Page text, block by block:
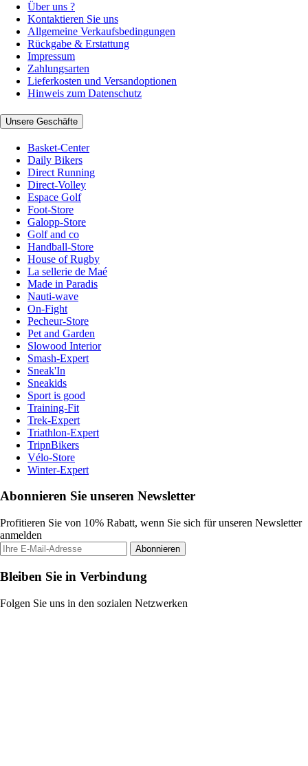
Über uns ?
Kontaktieren Sie uns
Allgemeine Verkaufsbedingungen
Rückgabe & Erstattung
Impressum
Zahlungsarten
Lieferkosten und Versandoptionen
Hinweis zum Datenschutz
Unsere Geschäfte
Basket-Center
Daily Bikers
Direct Running
Direct-Volley
Espace Golf
Foot-Store
Galopp-Store
Golf and co
Handball-Store
House of Rugby
La sellerie de Maé
Made in Paradis
Nauti-wave
On-Fight
Pecheur-Store
Pet and Garden
Slowood Interior
Smash-Expert
Sneak'In
Sneakids
Sport is good
Training-Fit
Trek-Expert
Triathlon-Expert
TripnBikers
Vélo-Store
Winter-Expert
Abonnieren Sie unseren Newsletter
Profitieren Sie von 10% Rabatt, wenn Sie sich für unseren Newsletter
anmelden
Abonnieren
Bleiben Sie in Verbindung
Folgen Sie uns in den sozialen Netzwerken